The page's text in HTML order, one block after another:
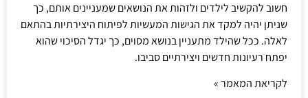
חשוב להקשיב לילדים ולזהות את הנושאים שמעניינים אותם, כך
שניתן יהיה למקד את הגישות המעשיות לפיתוח היצירתיות בהתאם
לאלה. ככל שהילד מתעניין בנושא מסוים, כך יגדל הסיכוי שהוא
יפתח רעיונות חדשים ויצירתיים סביבו.
לקריאת המאמר »